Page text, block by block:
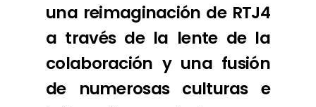
una reimaginación de RTJ4
a través de la lente de la
colaboración y una fusión
de numerosas culturas e